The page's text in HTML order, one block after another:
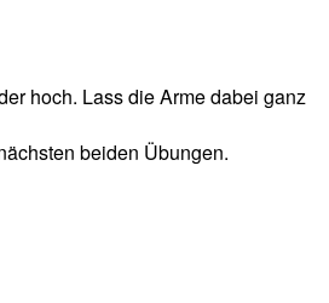
hoch. Lass die Arme dabei ganz
beiden Übungen.